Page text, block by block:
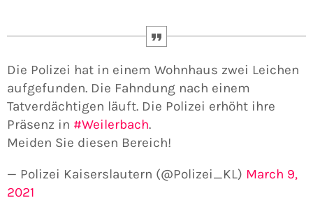
Die Polizei hat in einem Wohnhaus zwei Leichen
aufgefunden. Die Fahndung nach einem
Tatverdächtigen läuft. Die Polizei erhöht ihre
Präsenz in #Weilerbach.
Meiden Sie diesen Bereich!
— Polizei Kaiserslautern (@Polizei_KL) March 9,
2021